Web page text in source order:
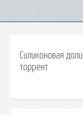
Силиконовая
торрент